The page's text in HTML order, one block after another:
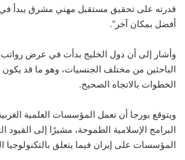
قدرته على تحقيق مستقبل مهني مشرق يبدأ
أفضل بمكان آخر”.
وأشار إلى أن دول الخليج بدأت في عرض
الباحثين من مختلف الجنسيات، وهو ما قد يكون
الخطوات بالاتجاه الصحيح.
ويتوقع بورجا أن تعمل المؤسسات العلمية
البرامج الإسلامية الطموحة، مشيرًا إلى القيود
المؤسسات على إيران فيما يتعلق بالتكنولوجيا